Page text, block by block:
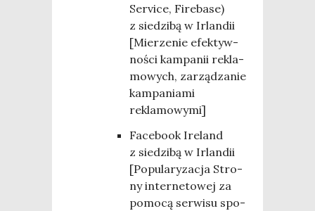
Servi­ce, Fire­ba­se)
z sie­dzi­bą w Irlan­dii
[Mie­rze­nie efek­tyw­
no­ści kam­pa­nii rekla­
mo­wych, zarzą­dza­nie
kam­pa­nia­mi
reklamowymi]
Face­bo­ok Ire­land
z sie­dzi­bą w Irlan­dii
[Popu­la­ry­za­cja Stro­
ny inter­ne­to­wej za
pomo­cą ser­wi­su spo­